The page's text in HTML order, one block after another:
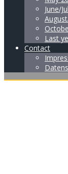
June/
Last
Contact